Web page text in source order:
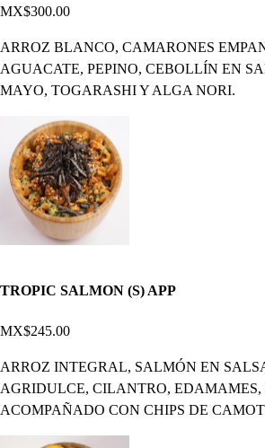
MX$300.00
ARROZ BLANCO, CAMARONES
AGUACATE, PEPINO, CEBOLLÍN EN
MAYO, TOGARASHI Y ALGA NORI.
TROPIC SALMON (S) APP
MX$245.00
ARROZ INTEGRAL, SALMÓN EN
AGRIDULCE, CILANTRO, EDAMAMES,
ACOMPAÑADO CON CHIPS DE